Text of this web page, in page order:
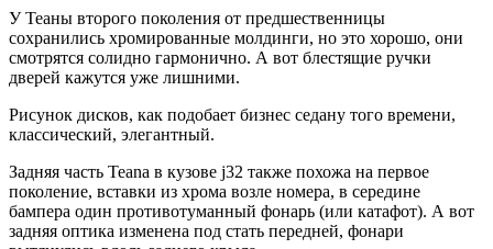
У Теаны второго поколения от предшественницы
сохранились хромированные молдинги, но это хорошо, они
смотрятся солидно гармонично. А вот блестящие ручки
дверей кажутся уже лишними.
Рисунок дисков, как подобает бизнес седану того времени,
классический, элегантный.
Задняя часть Teana в кузове j32 также похожа на первое
поколение, вставки из хрома возле номера, в середине
бампера один противотуманный фонарь (или катафот). А вот
задняя оптика изменена под стать передней, фонари